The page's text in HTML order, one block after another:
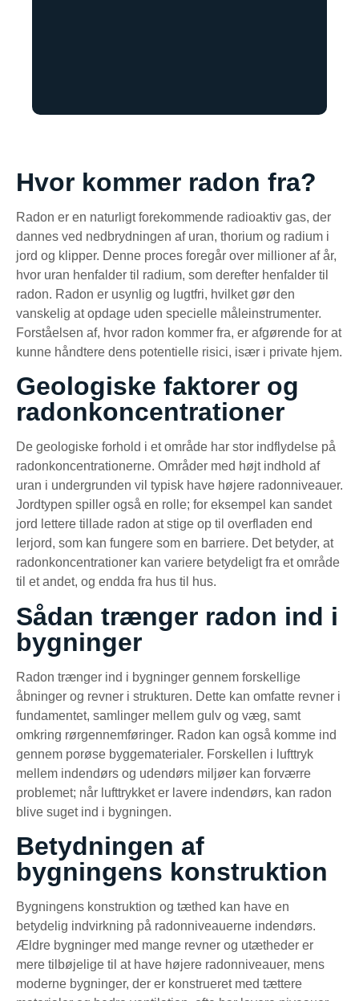
Hvor kommer radon fra?
Radon er en naturligt forekommende radioaktiv gas, der
dannes ved nedbrydningen af uran, thorium og radium i
jord og klipper. Denne proces foregår over millioner af år,
hvor uran henfalder til radium, som derefter henfalder til
radon. Radon er usynlig og lugtfri, hvilket gør den
vanskelig at opdage uden specielle måleinstrumenter.
Forståelsen af, hvor radon kommer fra, er afgørende for at
kunne håndtere dens potentielle risici, især i private hjem.
Geologiske faktorer og
radonkoncentrationer
De geologiske forhold i et område har stor indflydelse på
radonkoncentrationerne. Områder med højt indhold af
uran i undergrunden vil typisk have højere radonniveauer.
Jordtypen spiller også en rolle; for eksempel kan sandet
jord lettere tillade radon at stige op til overfladen end
lerjord, som kan fungere som en barriere. Det betyder, at
radonkoncentrationer kan variere betydeligt fra et område
til et andet, og endda fra hus til hus.
Sådan trænger radon ind i
bygninger
Radon trænger ind i bygninger gennem forskellige
åbninger og revner i strukturen. Dette kan omfatte revner i
fundamentet, samlinger mellem gulv og væg, samt
omkring rørgennemføringer. Radon kan også komme ind
gennem porøse byggematerialer. Forskellen i lufttryk
mellem indendørs og udendørs miljøer kan forværre
problemet; når lufttrykket er lavere indendørs, kan radon
blive suget ind i bygningen.
Betydningen af
bygningens konstruktion
Bygningens konstruktion og tæthed kan have en
betydelig indvirkning på radonniveauerne indendørs.
Ældre bygninger med mange revner og utætheder er
mere tilbøjelige til at have højere radonniveauer, mens
moderne bygninger, der er konstrueret med tættere